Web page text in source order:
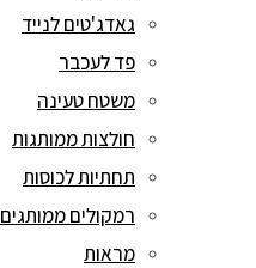
גאדג'טים לנייד
פד לעכבר
משטח טעינה
חולצות ממותגות
תחתיות לכוסות
רמקולים ממותגים
מראות